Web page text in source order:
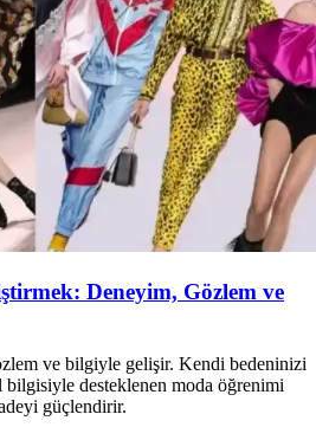
Deneyim, Gözlem ve
ve bilgiyle gelişir. Kendi bedeninizi
bilgisiyle desteklenen moda öğrenimi
güçlendirir.